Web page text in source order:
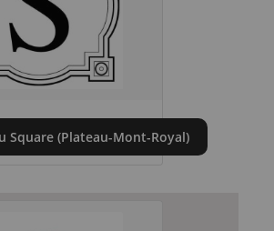
Square (Plateau-Mont-Royal)